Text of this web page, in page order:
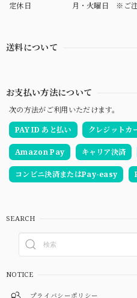
定休日
月・火曜日 ※ご注
送料について
お支払い方法について
次の方法がご利用いただけます。
PAY ID あと払い
クレジットカ
Amazon Pay キャリア決済
コンビニ決済またはPay-easy
SEARCH
NOTICE
プライバシーポリシー